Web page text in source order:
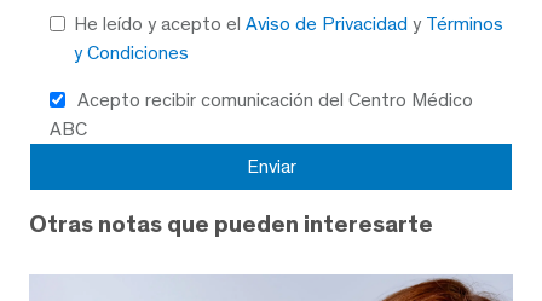
He leído y acepto el Aviso de Privacidad y Términos
y Condiciones
Acepto recibir comunicación del Centro Médico
ABC
Otras notas que pueden interesarte